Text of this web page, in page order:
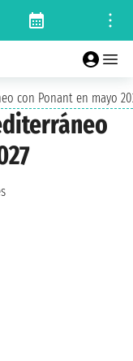
con Ponant en mayo